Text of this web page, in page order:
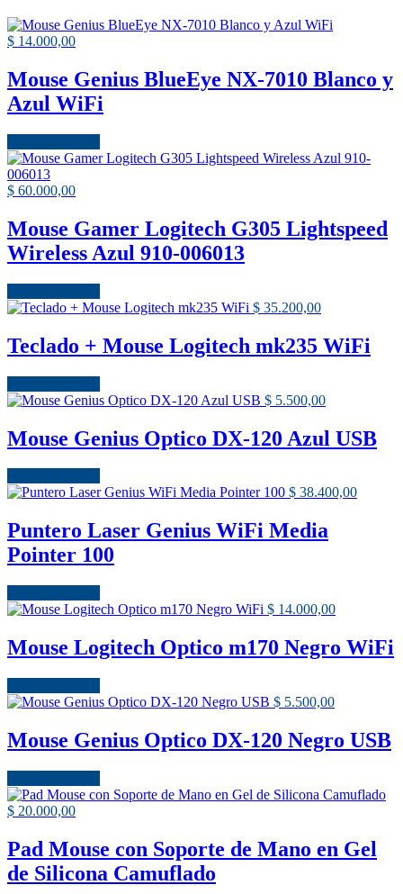
$ 14.000,00
Mouse Genius BlueEye NX-7010 Blanco y
Azul WiFi
$ 60.000,00
Mouse Gamer Logitech G305 Lightspeed
Wireless Azul 910-006013
$ 35.200,00
Teclado + Mouse Logitech mk235 WiFi
$ 5.500,00
Mouse Genius Optico DX-120 Azul USB
$ 38.400,00
Puntero Laser Genius WiFi Media
Pointer 100
$ 14.000,00
Mouse Logitech Optico m170 Negro WiFi
$ 5.500,00
Mouse Genius Optico DX-120 Negro USB
$ 20.000,00
Pad Mouse con Soporte de Mano en Gel
de Silicona Camuflado